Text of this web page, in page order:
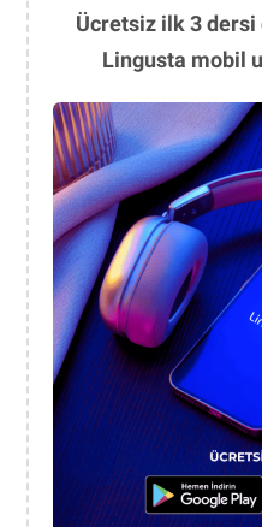
Ücretsiz ilk 3
Lingusta mobil